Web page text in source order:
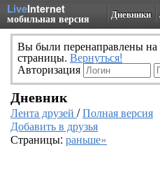
LiveInternet
мобильная версия Дневники
Вы были перенаправлены
страницы. Вернуться!
Авторизация
Дневник
Лента друзей /Полная версия
Добавить в друзья
Страницы: раньше»